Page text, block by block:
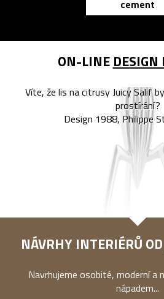
cement
ON-LINE
Víte, že lis na citrusy Juicy Salif
prostírání?
Design 1988, Philippe
NÁVRHY INTERIÉRŮ OD
Navrhujeme osobité, moderní a
nápadem...